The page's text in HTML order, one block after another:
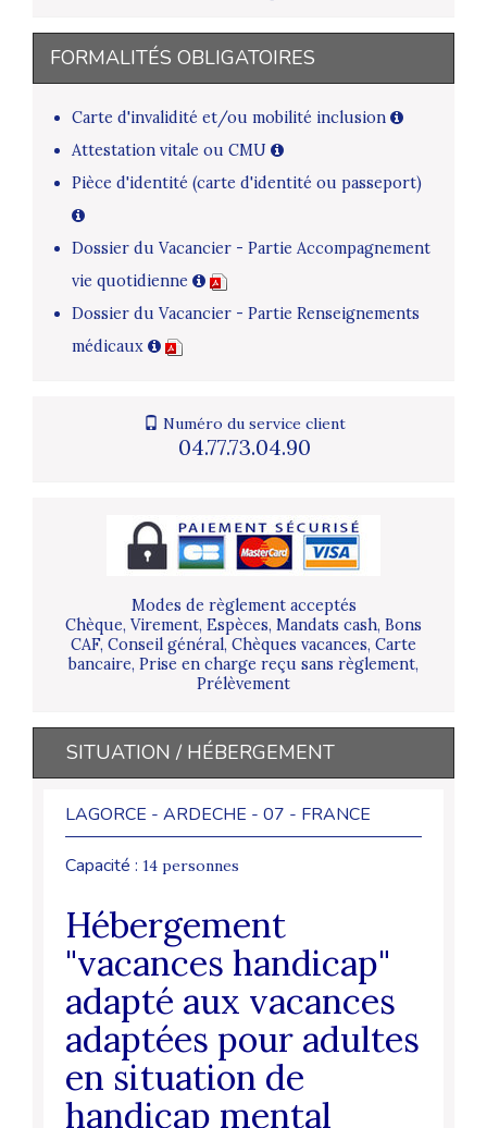
FORMALITÉS OBLIGATOIRES
Carte d'invalidité et/ou mobilité inclusion
Attestation vitale ou CMU
Pièce d'identité (carte d'identité ou passeport)
Dossier du Vacancier - Partie Accompagnement
vie quotidienne
Dossier du Vacancier - Partie Renseignements
médicaux
Numéro du service client
04.77.73.04.90
Modes de règlement acceptés
Chèque, Virement, Espèces, Mandats cash, Bons
CAF, Conseil général, Chèques vacances, Carte
bancaire, Prise en charge reçu sans règlement,
Prélèvement
SITUATION / HÉBERGEMENT
LAGORCE - ARDECHE - 07 - FRANCE
Capacité : 14 personnes
Hébergement
"vacances handicap"
adapté aux vacances
adaptées pour adultes
en situation de
handicap mental